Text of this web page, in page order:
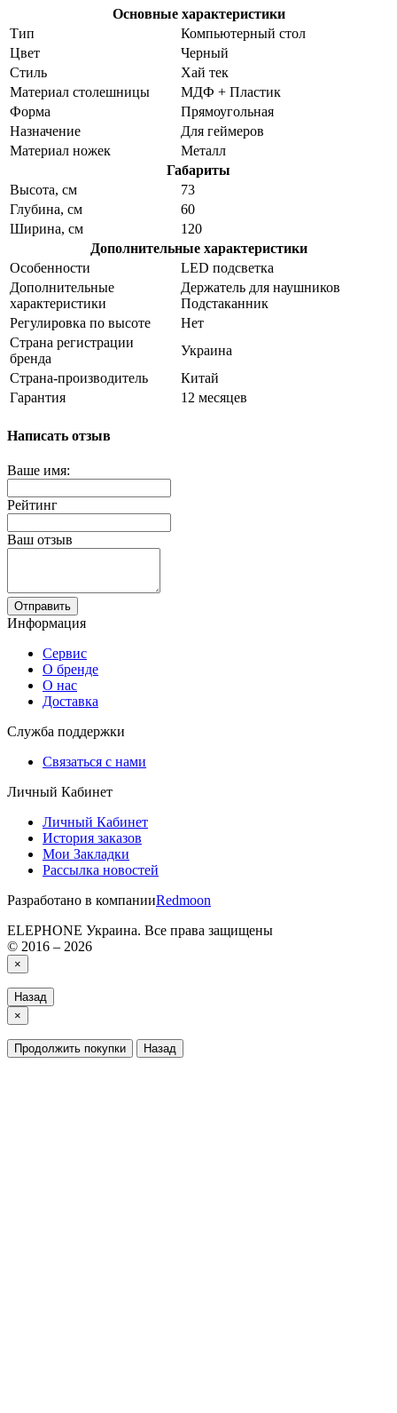
Основные характеристики
Тип
Компьютерный стол
Цвет
Черный
Стиль
Хай тек
Материал столешницы
МДФ + Пластик
Форма
Прямоугольная
Назначение
Для геймеров
Материал ножек
Металл
Габариты
Высота, см
73
Глубина, см
60
Ширина, см
120
Дополнительные характеристики
Особенности
LED подсветка
Дополнительные
характеристики
Держатель для наушников
Подстаканник
Регулировка по высоте
Нет
Страна регистрации
бренда
Украина
Страна-производитель
Китай
Гарантия
12 месяцев
Написать отзыв
Ваше имя:
Рейтинг
Ваш отзыв
Отправить
Информация
Сервис
О бренде
О нас
Доставка
Служба поддержки
Связаться с нами
Личный Кабинет
Личный Кабинет
История заказов
Мои Закладки
Рассылка новостей
Разработано в компанииRedmoon
ELEPHONE Украина. Все права защищены
© 2016 – 2026
×
Назад
×
Продолжить покупки Назад